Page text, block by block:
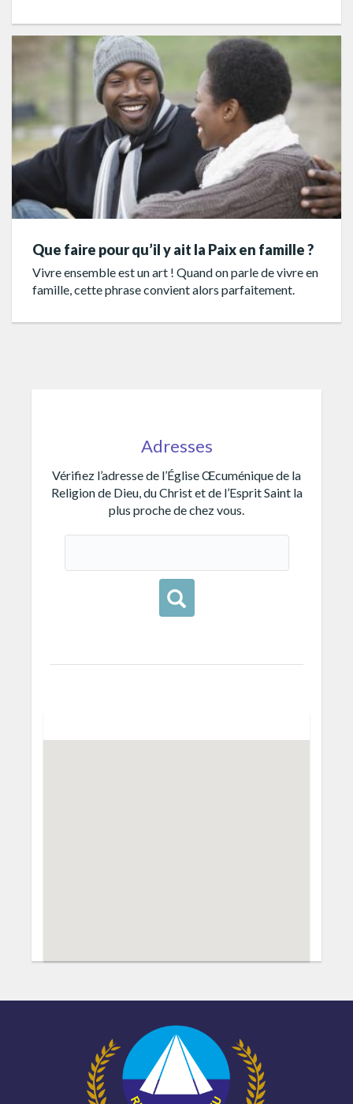
Que faire pour qu’il y ait la Paix en famille ?
Vivre ensemble est un art ! Quand on parle de vivre en
famille, cette phrase convient alors parfaitement.
Adresses
Vérifiez l’adresse de l’Église Œcuménique de la
Religion de Dieu, du Christ et de l’Esprit Saint la
plus proche de chez vous.
Buscar